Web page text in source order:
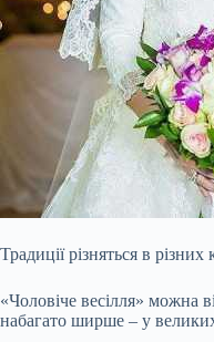
Традиції різняться в
«Чоловіче весілля» можна
набагато ширше – у